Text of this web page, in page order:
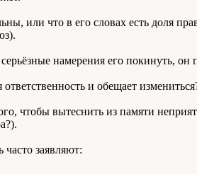
или что в его словах есть доля
намерения его покинуть,
и обещает
чтобы вытеснить из памяти
заявляют: